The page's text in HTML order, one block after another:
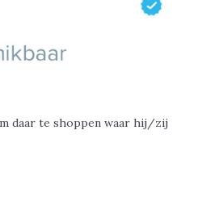
daar te shoppen waar hij/zij